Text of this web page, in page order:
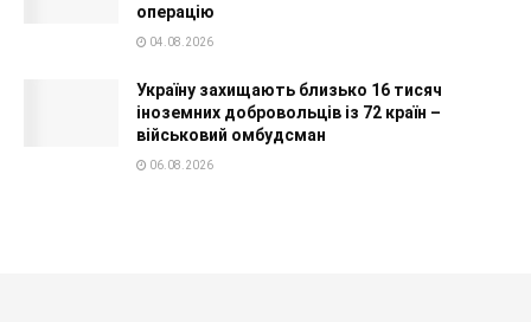
операцію
04.08.2026
Україну захищають близько 16 тисяч
іноземних добровольців із 72 країн –
військовий омбудсман
06.08.2026